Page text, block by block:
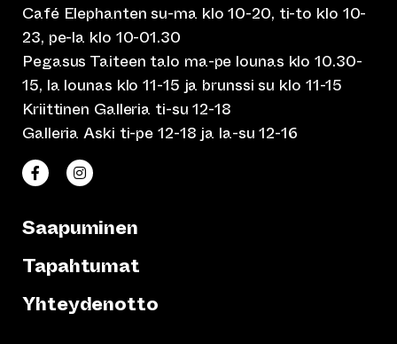
Café Elephanten su-ma klo 10-20, ti-to klo 10-
23, pe-la klo 10-01.30
Pegasus Taiteen talo ma-pe lounas klo 10.30-
15, la lounas klo 11-15 ja brunssi su klo 11-15
Kriittinen Galleria ti-su 12-18
Galleria Aski ti-pe 12-18 ja la-su 12-16
Taiteen talo Facebookissa
(siirtyy toiseen verkkopalveluun)
Taiteen talo Instagramissa
(siirtyy toiseen verkkopalveluun)
Saapuminen
Tapahtumat
Yhteydenotto